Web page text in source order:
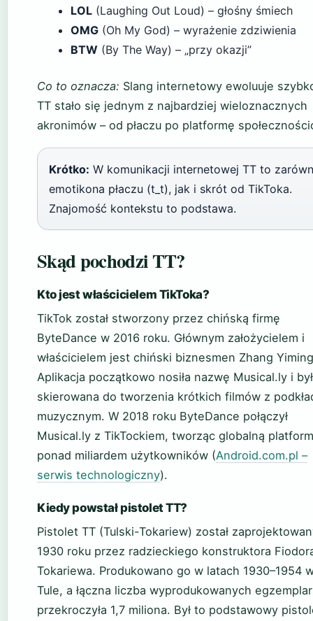
LOL (Laughing Out Loud) – głośny śmiech
OMG (Oh My God) – wyrażenie zdziwienia
BTW (By The Way) – „przy okazji”
Co to oznacza: Slang internetowy ewoluuje
TT stało się jednym z najbardziej wieloznacznych
akronimów – od płaczu po platformę
Krótko: W komunikacji internetowej TT to
emotikona płaczu (t_t), jak i skrót od TikToka.
Znajomość kontekstu to podstawa.
Skąd pochodzi TT?
Kto jest właścicielem TikToka?
TikTok został stworzony przez chińską firmę
ByteDance w 2016 roku. Głównym założycielem i
właścicielem jest chiński biznesmen Zhang
Aplikacja początkowo nosiła nazwę Musical.ly i
skierowana do tworzenia krótkich filmów z
muzycznym. W 2018 roku ByteDance połączył
Musical.ly z TikTockiem, tworząc globalną
ponad miliardem użytkowników (Android.com.pl –
serwis technologiczny).
Kiedy powstał pistolet TT?
Pistolet TT (Tulski-Tokariew) został
1930 roku przez radzieckiego konstruktora
Tokariewa. Produkowano go w latach 1930–1954
Tule, a łączna liczba wyprodukowanych
przekroczyła 1,7 miliona. Był to podstawowy